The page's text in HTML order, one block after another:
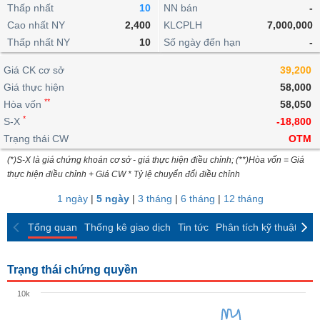
lỗ
dịch
nội
Niên
giám
Tài
liệu
cổ
Định
giá
ngoài
doanh
Top
cổ
phiếu
ngành
giao
dịch
dịch
Chứng
quyền
quan
Thống
giao
dịch
Thống
giao
dịch
Tin
tức
Phân
tích
kỹ
thuật
trực
tuyến
Bộ
lọc
cổ
So
sánh
Báo
cáo
Vĩ
mô
lai
Chứng
quyền
Trái
phiếu
IR
Awards
tạo
Dịch
vụ
Thấp nhất
10
Cao nhất NY
2,400
Thấp nhất NY
10
NN bán
-
KLCPLH
7,000,000
Số ngày đến hạn
-
Giá CK cơ sở
39,200
Giá thực hiện
58,000
Hòa vốn **
58,050
S-X *
-18,800
Trạng thái CW
OTM
(*)S-X là giá chứng khoán cơ sở - giá thực hiện điều chỉnh; (**)Hòa vốn = Giá
thực hiện điều chỉnh + Giá CW * Tỷ lệ chuyển đổi điều chỉnh
1 ngày| 5 ngày| 3 tháng | 6 tháng | 12 tháng
Tổng quan Thống kê giao dịch Tin tức Phân tích kỹ thuật
Trạng thái chứng quyền
10k
BẤT
ĐỘNG
SẢN
TÀI
CHÍNH
HÀNG
KINH